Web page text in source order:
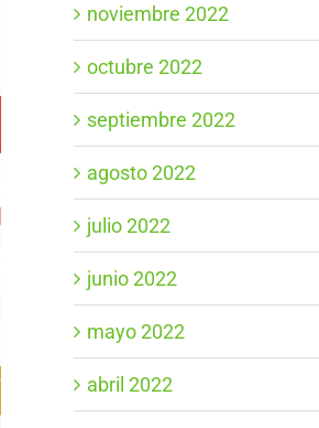
noviembre 2022
octubre 2022
septiembre 2022
agosto 2022
julio 2022
junio 2022
mayo 2022
abril 2022